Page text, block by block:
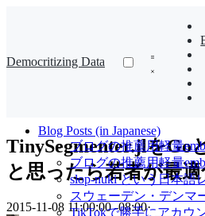
Democritizing Data
Blog Posts (in Japanese)
ブログの推薦用軽量
ブログの推薦用軽量
slop-nuki という日本語
スウェーデン・デンマ
TikTokで勝手にアカウ
TinySegmenter.jlをGo
と思ったら若者が最
2015-11-08 11:00:00 -08:00·